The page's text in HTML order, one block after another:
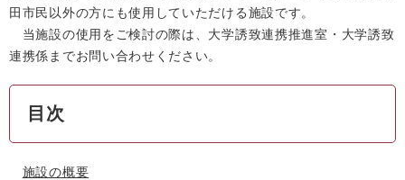
田市民以外の方にも使用していただける施設です。
当施設の使用をご検討の際は、大学誘致連携推進室・大学誘致
連携係までお問い合わせください。
目次
施設の概要